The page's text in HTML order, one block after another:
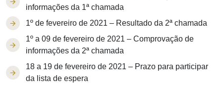
informações da 1ª chamada
1º de fevereiro de 2021 – Resultado da 2ª chamada
1º a 09 de fevereiro de 2021 – Comprovação de
informações da 2ª chamada
18 a 19 de fevereiro de 2021 – Prazo para participar
da lista de espera